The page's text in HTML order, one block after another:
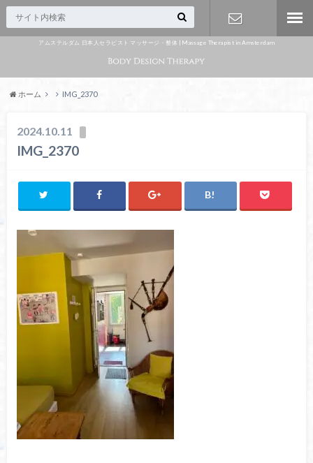
アムステルダム 日本人セラピスト マッサージ・整体 | Massage Therapist in Amsterdam
ホーム IMG_2370
2024.10.11
IMG_2370